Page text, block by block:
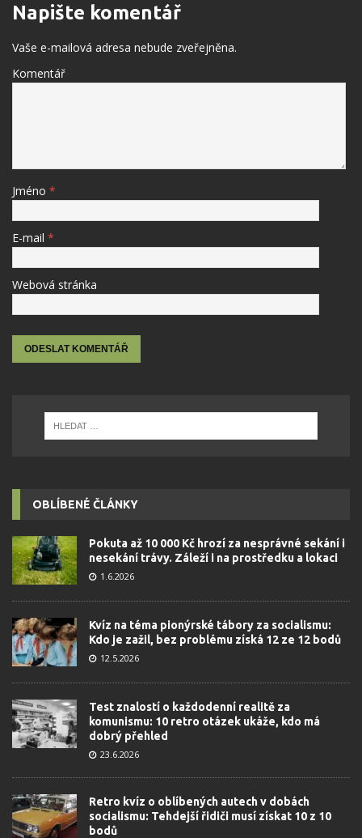
Napište komentář
Vaše e-mailová adresa nebude zveřejněna.
Komentář
Jméno *
E-mail *
Webová stránka
OBLÍBENÉ ČLÁNKY
Pokuta až 10 000 Kč hrozí za nesprávné sekání i
nesekání trávy. Záleží i na prostředku a lokaci
1.6.2026
Kvíz na téma pionýrské tábory za socialismu:
Kdo je zažil, bez problému získá 12 ze 12 bodů
12.5.2026
Test znalostí o každodenní realitě za
komunismu: 10 retro otázek ukáže, kdo má
dobrý přehled
23.6.2026
Retro kvíz o oblíbených autech v dobách
socialismu: Tehdejší řidiči musí získat 10 z 10
bodů